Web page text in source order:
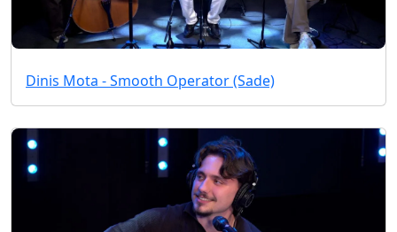
Dinis Mota - Smooth Operator (Sade)